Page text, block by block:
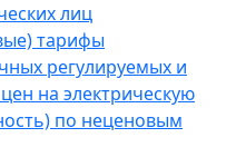
лиц
тарифы
регулируемых и
на электрическую
по неценовым